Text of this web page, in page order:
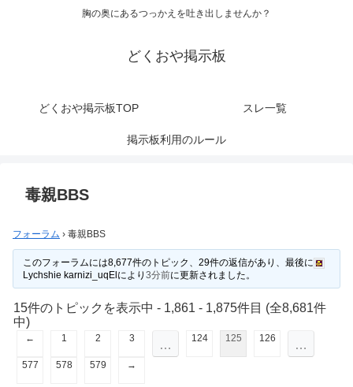
胸の奥にあるつっかえを吐き出しませんか？
どくおや掲示板
どくおや掲示板TOP スレ一覧
掲示板利用のルール
毒親BBS
フォーラム › 毒親BBS
このフォーラムには8,677件のトピック、29件の返信があり、最後に
Lychshie karnizi_uqEl により 3分前に更新されました。
15件のトピックを表示中 - 1,861 - 1,875件目 (全8,681件
中)
← 1 2 3 … 124 125 126 …
577 578 579 →